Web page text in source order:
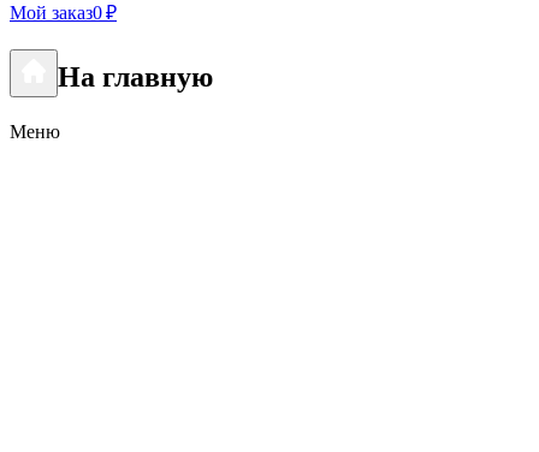
Мой заказ0 ₽
На главную
Меню